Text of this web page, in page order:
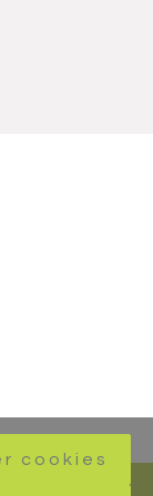
cookies